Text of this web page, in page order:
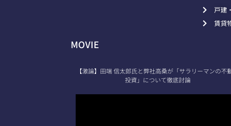
戸建
賃貸
MOVIE
【激論】田端 信太郎氏と弊社高桑が「サラリーマンの不
投資」について徹底討論